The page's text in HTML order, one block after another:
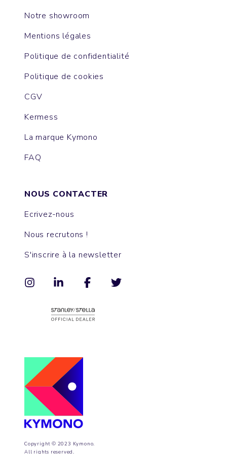
Copyright © 2023 Kymono.
All rights reserved.
Notre showroom
Mentions légales
Politique de confidentialité
Politique de cookies
CGV
Kermess
La marque Kymono
FAQ
NOUS CONTACTER
Ecrivez-nous
Nous recrutons !
S'inscrire à la newsletter